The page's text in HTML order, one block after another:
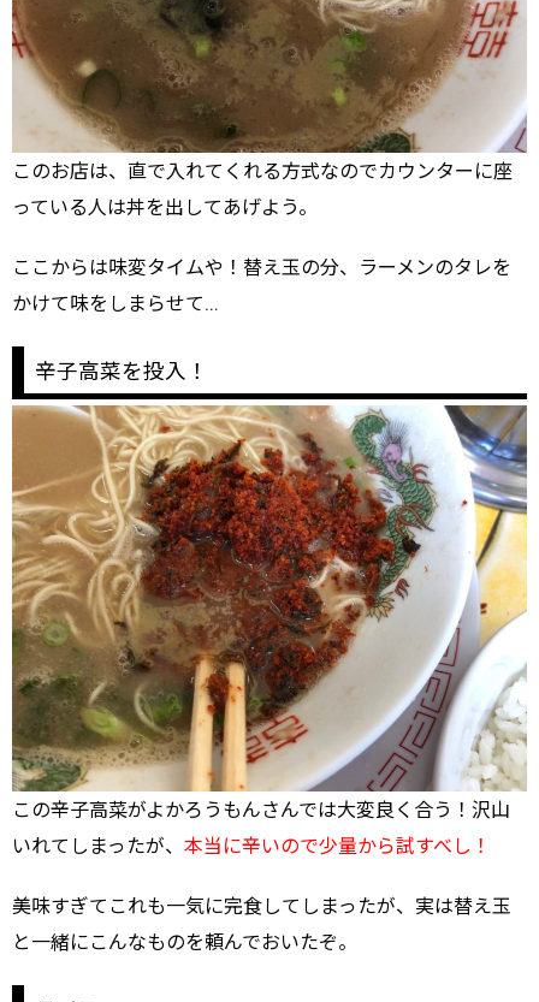
このお店は、直で入れてくれる方式なのでカウンターに座
っている人は丼を出してあげよう。
ここからは味変タイムや！替え玉の分、ラーメンのタレを
かけて味をしまらせて…
辛子高菜を投入！
この辛子高菜がよかろうもんさんでは大変良く合う！沢山
いれてしまったが、 本当に辛いので少量から試すべし！
美味すぎてこれも一気に完食してしまったが、実は替え玉
と一緒にこんなものを頼んでおいたぞ。